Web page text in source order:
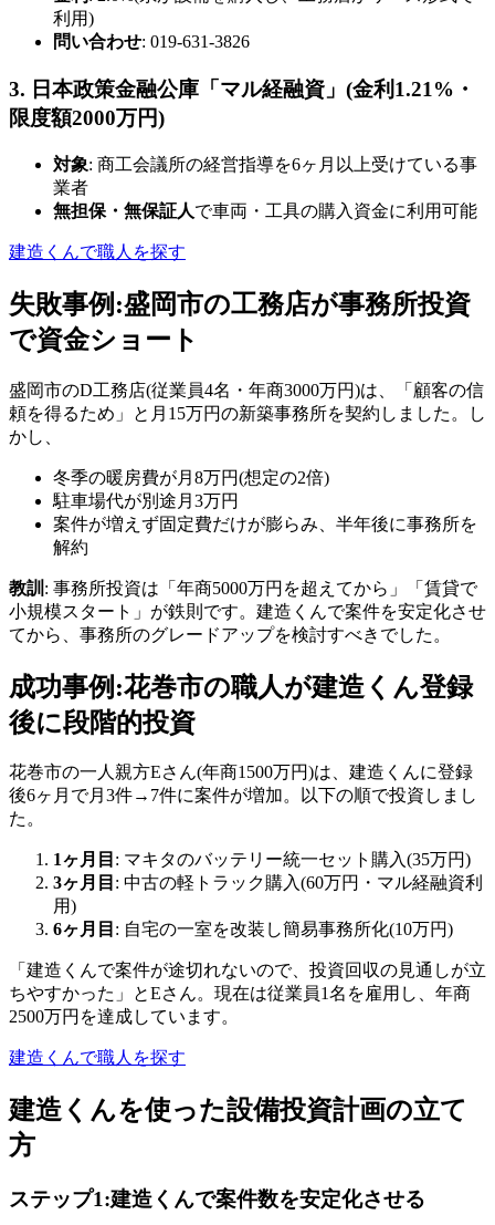
利用)
問い合わせ: 019-631-3826
3. 日本政策金融公庫「マル経融資」(金利1.21%・
限度額2000万円)
対象: 商工会議所の経営指導を6ヶ月以上受けている事
業者
無担保・無保証人で車両・工具の購入資金に利用可能
建造くんで職人を探す
失敗事例:盛岡市の工務店が事務所投資
で資金ショート
盛岡市のD工務店(従業員4名・年商3000万円)は、「顧客の信
頼を得るため」と月15万円の新築事務所を契約しました。し
かし、
冬季の暖房費が月8万円(想定の2倍)
駐車場代が別途月3万円
案件が増えず固定費だけが膨らみ、半年後に事務所を
解約
教訓 : 事務所投資は「年商5000万円を超えてから」「賃貸で
小規模スタート」が鉄則です。建造くんで案件を安定化させ
てから、事務所のグレードアップを検討すべきでした。
成功事例:花巻市の職人が建造くん登録
後に段階的投資
花巻市の一人親方Eさん(年商1500万円)は、建造くんに登録
後6ヶ月で月3件→7件に案件が増加。以下の順で投資しまし
た。
1ヶ月目 : マキタのバッテリー統一セット購入(35万円)
3ヶ月目 : 中古の軽トラック購入(60万円・マル経融資利
用)
6ヶ月目 : 自宅の一室を改装し簡易事務所化(10万円)
「建造くんで案件が途切れないので、投資回収の見通しが立
ちやすかった」とEさん。現在は従業員1名を雇用し、年商
2500万円を達成しています。
建造くんで職人を探す
建造くんを使った設備投資計画の立て
方
ステップ1:建造くんで案件数を安定化させる